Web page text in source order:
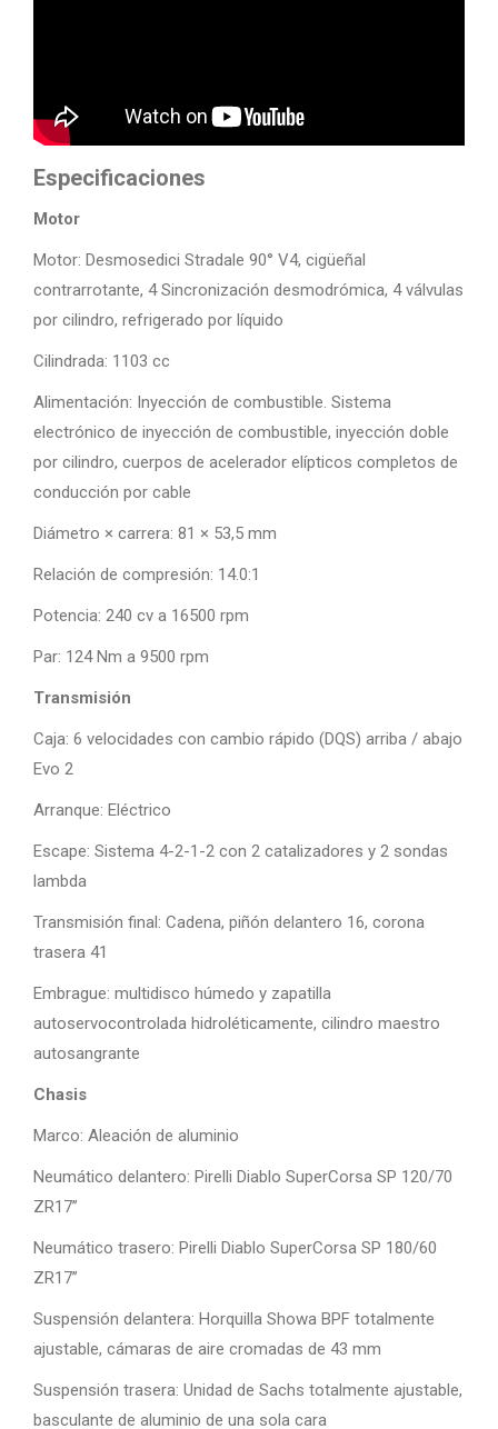
Especificaciones
Motor
Motor: Desmosedici Stradale 90° V4, cigüeñal
contrarrotante, 4 Sincronización desmodrómica, 4 válvulas
por cilindro, refrigerado por líquido
Cilindrada: 1103 cc
Alimentación: Inyección de combustible. Sistema
electrónico de inyección de combustible, inyección doble
por cilindro, cuerpos de acelerador elípticos completos de
conducción por cable
Diámetro × carrera: 81 × 53,5 mm
Relación de compresión: 14.0:1
Potencia: 240 cv a 16500 rpm
Par: 124 Nm a 9500 rpm
Transmisión
Caja: 6 velocidades con cambio rápido (DQS) arriba / abajo
Evo 2
Arranque: Eléctrico
Escape: Sistema 4-2-1-2 con 2 catalizadores y 2 sondas
lambda
Transmisión final: Cadena, piñón delantero 16, corona
trasera 41
Embrague: multidisco húmedo y zapatilla
autoservocontrolada hidroléticamente, cilindro maestro
autosangrante
Chasis
Marco: Aleación de aluminio
Neumático delantero: Pirelli Diablo SuperCorsa SP 120/70
ZR17”
Neumático trasero: Pirelli Diablo SuperCorsa SP 180/60
ZR17”
Suspensión delantera: Horquilla Showa BPF totalmente
ajustable, cámaras de aire cromadas de 43 mm
Suspensión trasera: Unidad de Sachs totalmente ajustable,
basculante de aluminio de una sola cara